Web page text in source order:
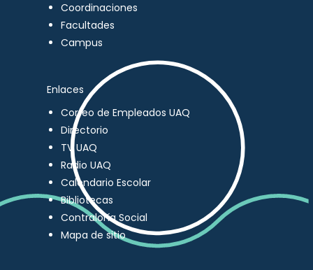
Coordinaciones
Facultades
Campus
Enlaces
Correo de Empleados UAQ
Directorio
TV UAQ
Radio UAQ
Calendario Escolar
Bibliotecas
Contraloría Social
Mapa de sitio